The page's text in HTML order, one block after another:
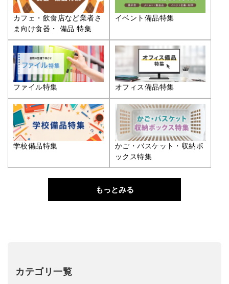
カフェ・飲食店など業者さ
ま向け食器・ 備品 特集
イベント備品特集
ファイル特集 オフィス備品特集
学校備品特集
かご・バスケット・収納ボ
ックス特集
もっとみる
カテゴリ一覧